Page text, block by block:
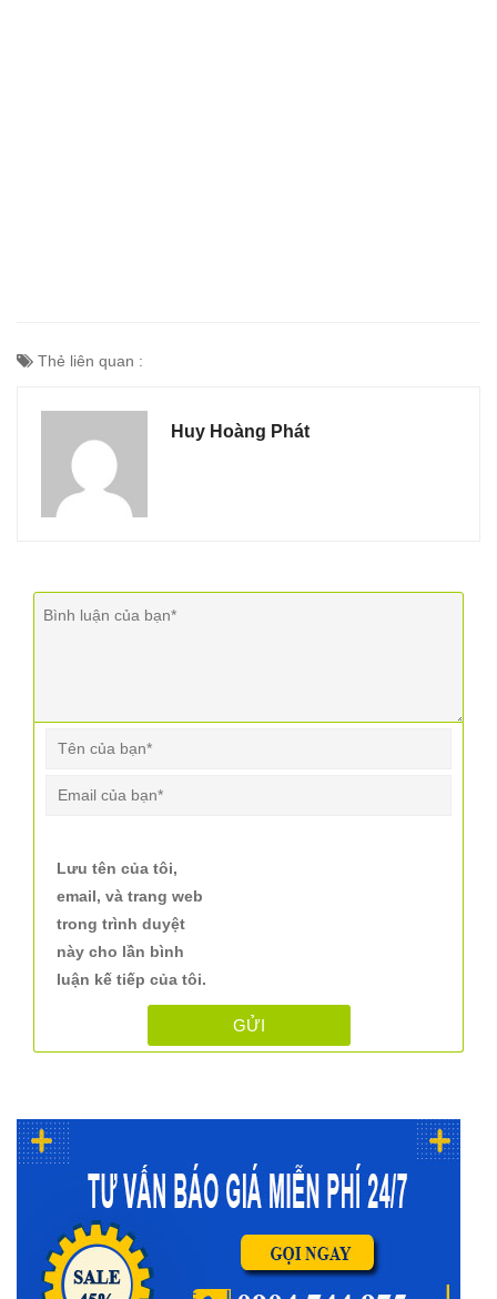
Thẻ liên quan :
Huy Hoàng Phát
Lưu tên của tôi,
email, và trang web
trong trình duyệt
này cho lần bình
luận kế tiếp của tôi.